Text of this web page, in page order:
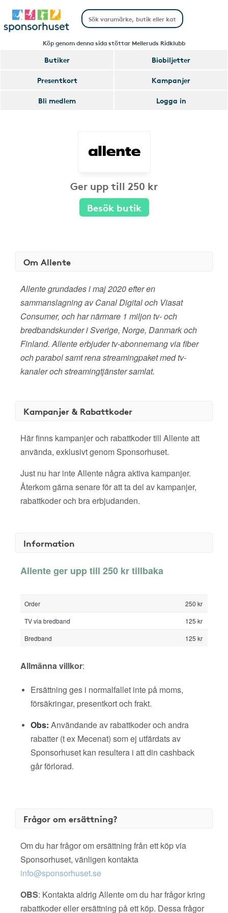
Köp genom denna sida stöttar Melleruds Ridklubb
Butiker
Biobiljetter
Presentkort
Kampanjer
Bli medlem
Logga in
Ger upp till 250 kr
Besök butik
Om Allente
Allente grundades i maj 2020 efter en
sammanslagning av Canal Digital och Viasat
Consumer, och har närmare 1 miljon tv- och
bredbandskunder i Sverige, Norge, Danmark och
Finland. Allente erbjuder tv-abonnemang via fiber
och parabol samt rena streamingpaket med tv-
kanaler och streamingtjänster samlat.
Kampanjer & Rabattkoder
Här finns kampanjer och rabattkoder till Allente att
använda, exklusivt genom Sponsorhuset.
Just nu har inte Allente några aktiva kampanjer.
Återkom gärna senare för att ta del av kampanjer,
rabattkoder och bra erbjudanden.
Information
Allente ger upp till 250 kr tillbaka
Order
250 kr
TV via bredband
125 kr
Bredband
125 kr
Allmänna villkor:
Ersättning ges i normalfallet inte på moms,
försäkringar, presentkort och frakt.
Obs: Användande av rabattkoder och andra
rabatter (t ex Mecenat) som ej utfärdats av
Sponsorhuset kan resultera i att din cashback
går förlorad.
Frågor om ersättning?
Om du har frågor om ersättning från ett köp via
Sponsorhuset, vänligen kontakta
info@sponsorhuset.se
OBS: Kontakta aldrig Allente om du har frågor kring
rabattkoder eller ersättning på ett köp. Dessa frågor